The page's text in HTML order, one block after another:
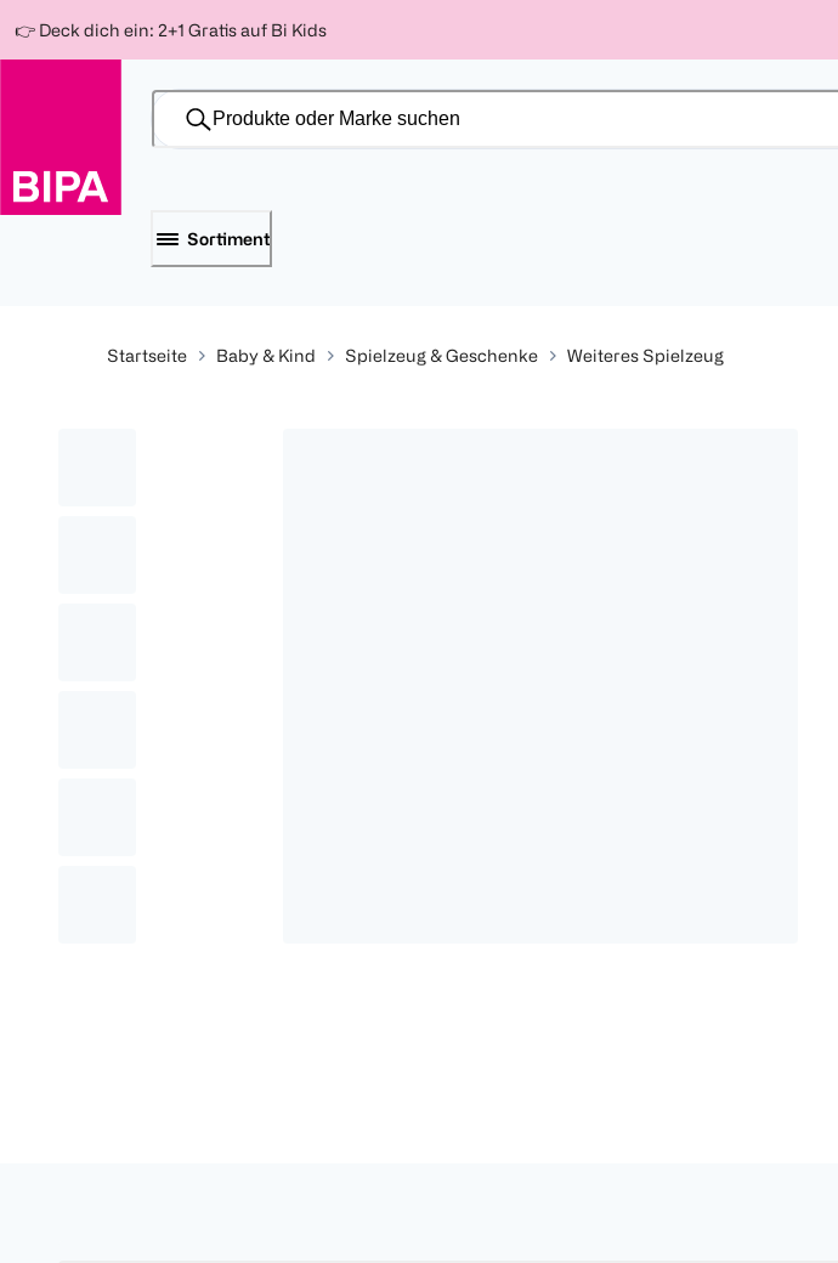
-10%
Für
150 Ös
-15%
Für
300 Ös
-20%
Für
500 Ös
zum
👉 Deck dich ein: 2+1 Gratis auf Bi Kids
Sortiment
Startseite Baby & Kind Spielzeug & Geschenke Weiteres Spielzeug